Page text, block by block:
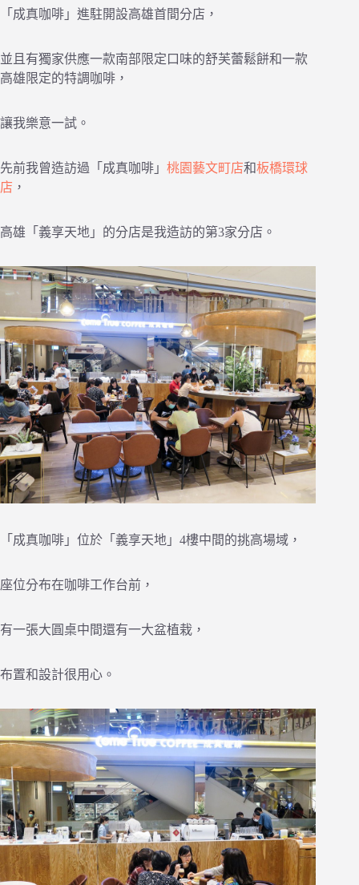
「成真咖啡」進駐開設高雄首間分店，
並且有獨家供應一款南部限定口味的舒芙蕾鬆餅和一款
高雄限定的特調咖啡，
讓我樂意一試。
先前我曾造訪過「成真咖啡」 桃園藝文町店和板橋環球
店 ，
高雄「義享天地」的分店是我造訪的第3家分店。
「成真咖啡」位於「義享天地」4樓中間的挑高場域，
座位分布在咖啡工作台前，
有一張大圓桌中間還有一大盆植栽，
布置和設計很用心。